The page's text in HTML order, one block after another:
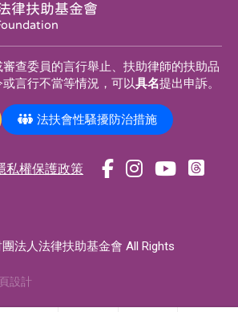
律扶助基金會
查委員的言行舉止、扶助律師的扶助品
言行不當等情況，可以具名提出申訴。
法扶會性騷擾防治措施
私權保護政策
a
b
n
a
o
u
a
法人法律扶助基金會 All Rights
設計